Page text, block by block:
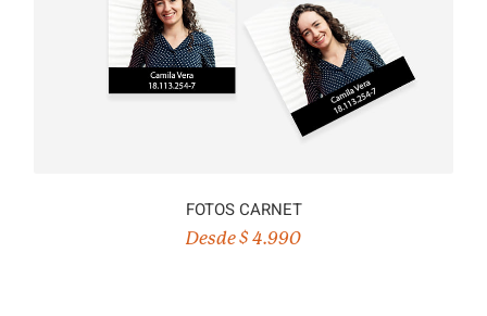
FOTOS CARNET
Desde $ 4.990